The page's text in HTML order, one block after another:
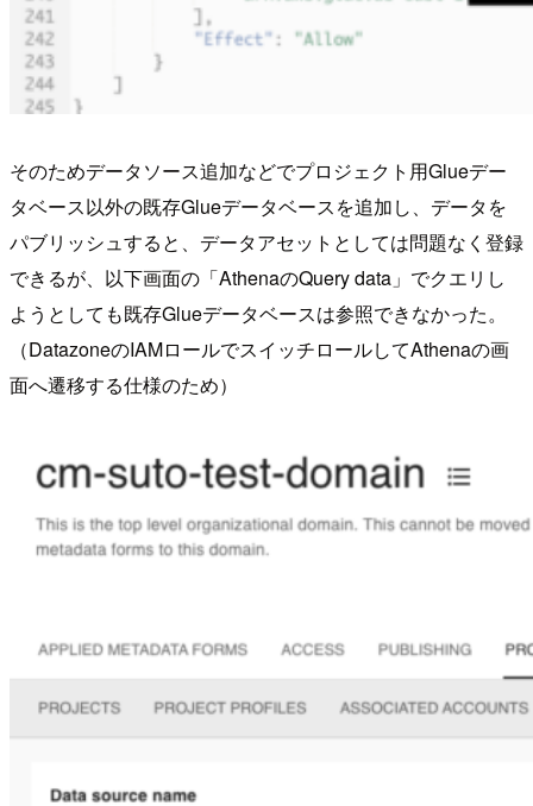
そのためデータソース追加などでプロジェクト用Glueデー
タベース以外の既存Glueデータベースを追加し、データを
パブリッシュすると、データアセットとしては問題なく登録
できるが、以下画面の「AthenaのQuery data」でクエリし
ようとしても既存Glueデータベースは参照できなかった。
（DatazoneのIAMロールでスイッチロールしてAthenaの画
面へ遷移する仕様のため）